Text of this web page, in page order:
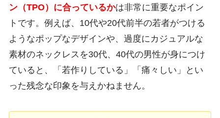
ン（TPO）に合っているかは非常に重要なポイン
トです。例えば、10代や20代前半の若者がつける
ようなポップなデザインや、過度にカジュアルな
素材のネックレスを30代、40代の男性が身につけ
ていると、「若作りしている」「痛々しい」とい
った残念な印象を与えかねません。